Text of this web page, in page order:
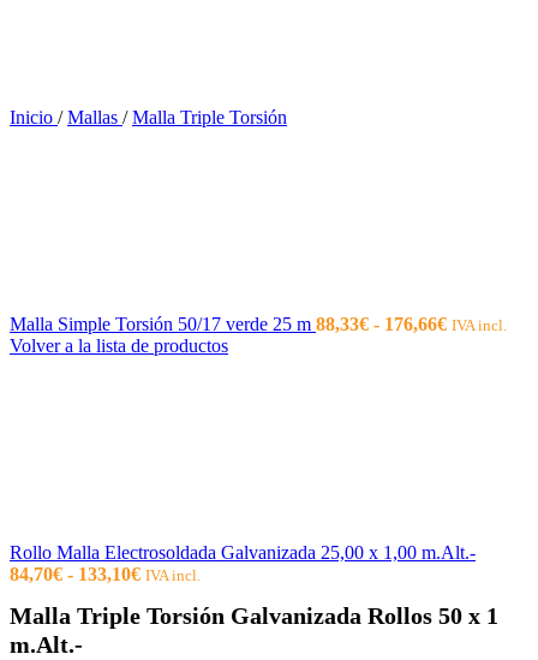
Inicio / Mallas / Malla Triple Torsión
Malla Simple Torsión 50/17 verde 25 m 88,33€ - 176,66€Rango
IVA incl.
Volver a la lista de productos
Rollo Malla Electrosoldada Galvanizada 25,00 x 1,00 m.Alt.-
84,70€ - 133,10€Rango
precios:
IVA incl.
Malla Triple Torsión Galvanizada Rollos 50 x 1
m.Alt.-